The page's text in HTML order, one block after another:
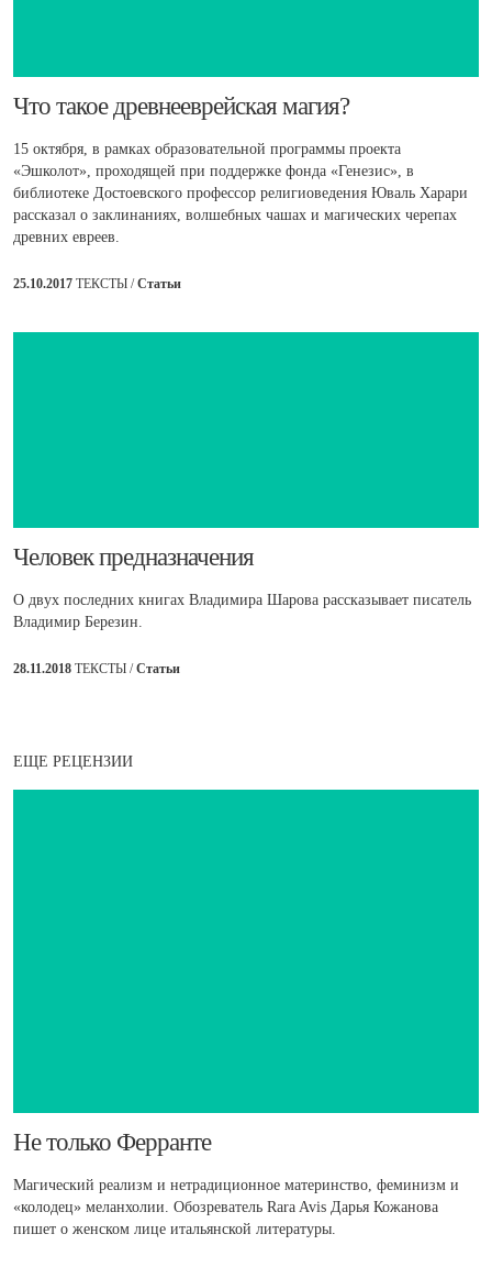
​Что такое древнееврейская магия?
15 октября, в рамках образовательной программы проекта
«Эшколот», проходящей при поддержке фонда «Генезис», в
библиотеке Достоевского профессор религиоведения Юваль Харари
рассказал о заклинаниях, волшебных чашах и магических черепах
древних евреев.
25.10.2017 ТЕКСТЫ /Статьи
​Человек предназначения
О двух последних книгах Владимира Шарова рассказывает писатель
Владимир Березин.
28.11.2018 ТЕКСТЫ /Статьи
ЕЩЕ РЕЦЕНЗИИ
​Не только Ферранте
Магический реализм и нетрадиционное материнство, феминизм и
«колодец» меланхолии. Обозреватель Rara Avis Дарья Кожанова
пишет о женском лице итальянской литературы.